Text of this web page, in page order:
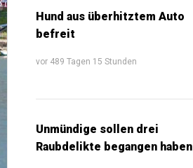
Hund aus überhitztem Auto
befreit
vor 489 Tagen 15 Stunden
Unmündige sollen drei
Raubdelikte begangen haben